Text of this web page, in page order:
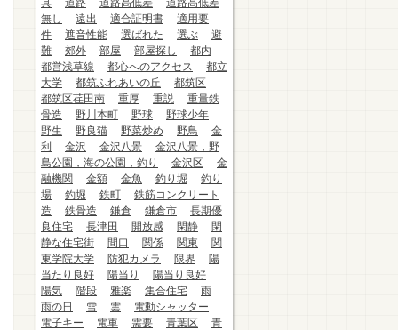
具
道路 道路高低差
道路高低差
無し
遠出 適合証明書
適用要
件
遮音性能 選ばれた 選ぶ
避
難
郊外 部屋 部屋探し
都内
都営浅草線
都心へのアクセス
都立
大学
都筑ふれあいの丘
都筑区
都筑区荏田南
重厚 重説
重量鉄
骨造
野川本町 野球
野球少年
野生
野良猫 野菜炒め 野鳥
金
利
金沢 金沢八景
金沢八景，野
島公園，海の公園，釣り
金沢区
金
融機関
金額 金魚 釣り堀
釣り
場
釣堀 鉄町
鉄筋コンクリート
造
鉄骨造 鎌倉 鎌倉市
長期優
良住宅
長津田 開放感 閑静
閑
静な住宅街
間口 関係 関東
関
東学院大学
防犯カメラ 限界
陽
当たり良好
陽当り
陽当り良好
陽気
階段 雅楽 集合住宅
雨
雨の日
雪 雲
電動シャッター
電子キー
電車 需要 青葉区
青